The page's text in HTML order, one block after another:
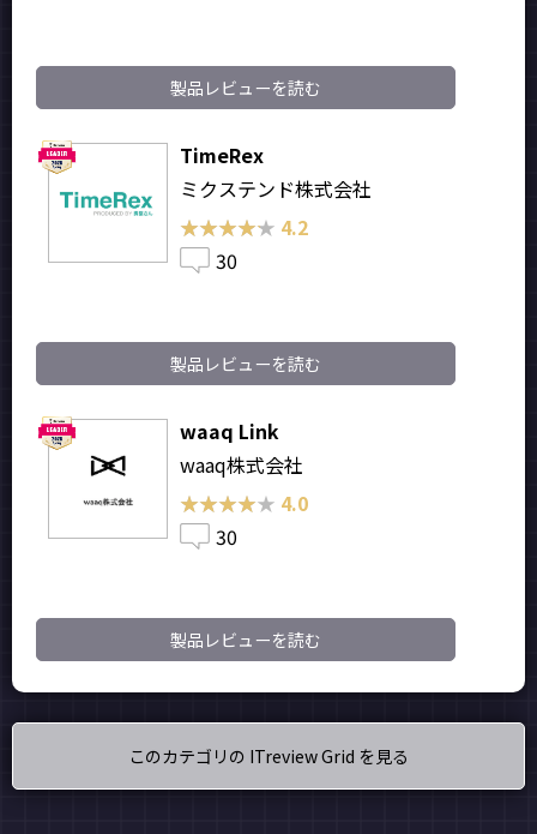
製品レビューを読む
TimeRex
ミクステンド株式会社
★★★★★
★★★★★ 4.2
30
製品レビューを読む
waaq Link
waaq株式会社
★★★★★
★★★★★ 4.0
30
製品レビューを読む
このカテゴリの ITreview Grid を見る